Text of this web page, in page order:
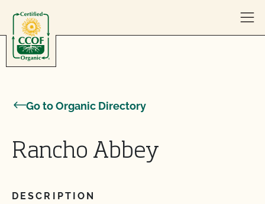
Go to Organic Directory
Rancho Abbey
DESCRIPTION